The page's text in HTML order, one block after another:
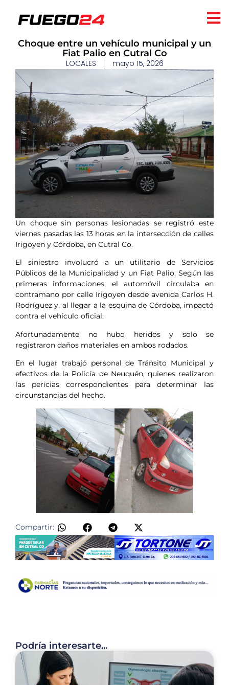
Choque entre un vehículo municipal y un
Fiat Palio en Cutral Co
LOCALES mayo 15, 2026
Un choque sin personas lesionadas se registró este
viernes pasadas las 13 horas en la intersección de calles
Irigoyen y Córdoba, en Cutral Co.
El siniestro involucró a un utilitario de Servicios
Públicos de la Municipalidad y un Fiat Palio. Según las
primeras informaciones, el automóvil circulaba en
contramano por calle Irigoyen desde avenida Carlos H.
Rodríguez y, al llegar a la esquina de Córdoba, impactó
contra el vehículo oficial.
Afortunadamente no hubo heridos y solo se
registraron daños materiales en ambos rodados.
En el lugar trabajó personal de Tránsito Municipal y
efectivos de la Policía de Neuquén, quienes realizaron
las pericias correspondientes para determinar las
circunstancias del hecho.
Compartir:
Podría interesarte...